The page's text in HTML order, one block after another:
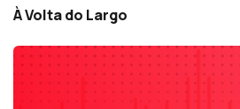
À Volta do Largo